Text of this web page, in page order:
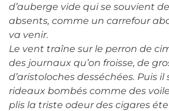
d’auberge vide qui se souvient
absents, comme un carrefour
va venir.
Le vent traîne sur le perron de
des journaux qu’on froisse, de
d’aristoloches desséchées. Puis
rideaux bombés comme des
plis la triste odeur des cigares